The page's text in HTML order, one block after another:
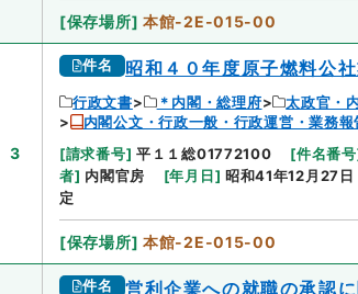
[保存場所] 本館-2E-015-00
3
件名 昭和４０年度原子燃料公
行政文書 ＊内閣・総理府 太政官・
内閣公文・行政一般・行政運営・業務
[請求番号] 平１１総01772100 [件名番号
者] 内閣官房 [年月日] 昭和41年12月27日
定
[保存場所] 本館-2E-015-00
件名 営利企業への就職の承認